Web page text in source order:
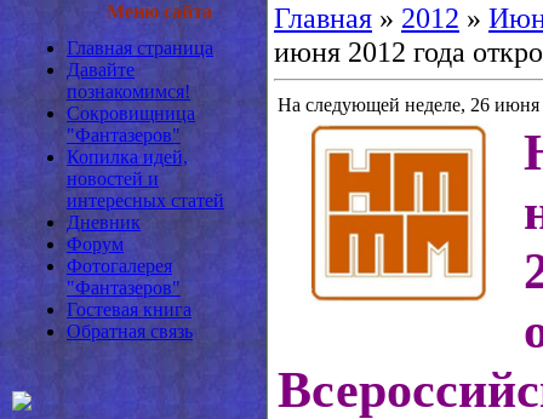
Меню сайта
Главная страница
Давайте
познакомимся!
Сокровищница
"Фантазеров"
Копилка идей,
новостей и
интересных статей
Дневник
Форум
Фотогалерея
"Фантазеров"
Гостевая книга
Обратная связь
Главная » 2012 »
июня 2012 года
На следующей неделе, 26